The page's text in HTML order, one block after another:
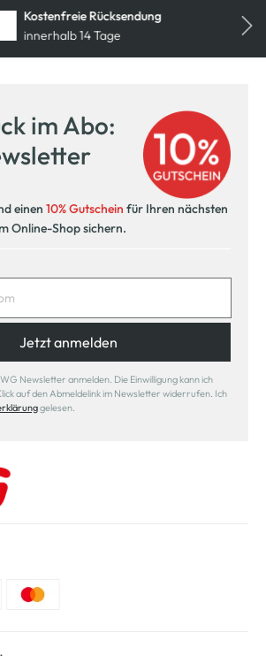
Kostenfreie Rücksendung
innerhalb 14 Tage
im Abo:
einen 10% Gutschein für Ihren nächsten
Online-Shop sichern.
Jetzt anmelden
Newsletter anmelden. Die Einwilligung kann ich
auf den Abmeldelink im Newsletter widerrufen. Ich
gelesen.